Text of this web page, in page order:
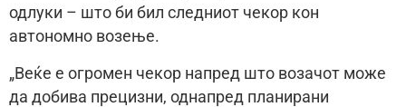
одлуки – што би бил следниот чекор кон
автономно возење.
„Веќе е огромен чекор напред што возачот може
да добива прецизни, однапред планирани